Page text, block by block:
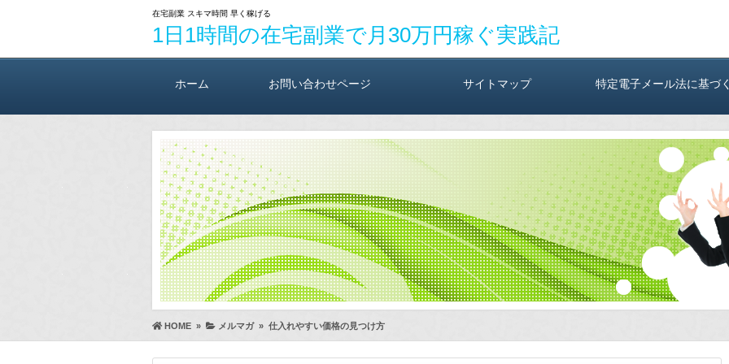
在宅副業 スキマ時間 早く稼げる
1日1時間の在宅副業で月30万円稼ぐ実践記
ホーム お問い合わせページ サイトマップ 特定電子メール法に基づ
HOME » メルマガ» 仕入れやすい価格の見つけ方